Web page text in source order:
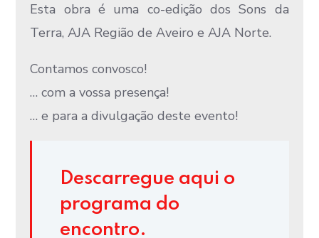
Esta obra é uma co-edição dos Sons da
Terra, AJA Região de Aveiro e AJA Norte.
Contamos convosco!
… com a vossa presença!
… e para a divulgação deste evento!
Descarregue aqui o
programa do
encontro.